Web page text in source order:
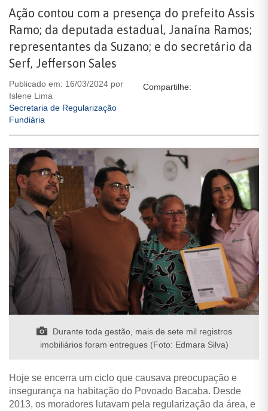
Ação contou com a presença do prefeito Assis
Ramo; da deputada estadual, Janaína Ramos;
representantes da Suzano; e do secretário da
Serf, Jefferson Sales
Publicado em: 16/03/2024 por
Islene Lima
Secretaria de Regularização
Fundiária
Compartilhe:
Durante toda gestão, mais de sete mil registros
imobiliários foram entregues (Foto: Edmara Silva)
Hoje se encerra um ciclo que causava preocupação e
insegurança na habitação do Povoado Bacaba. Desde
2013, os moradores lutavam pela regularização da área, e